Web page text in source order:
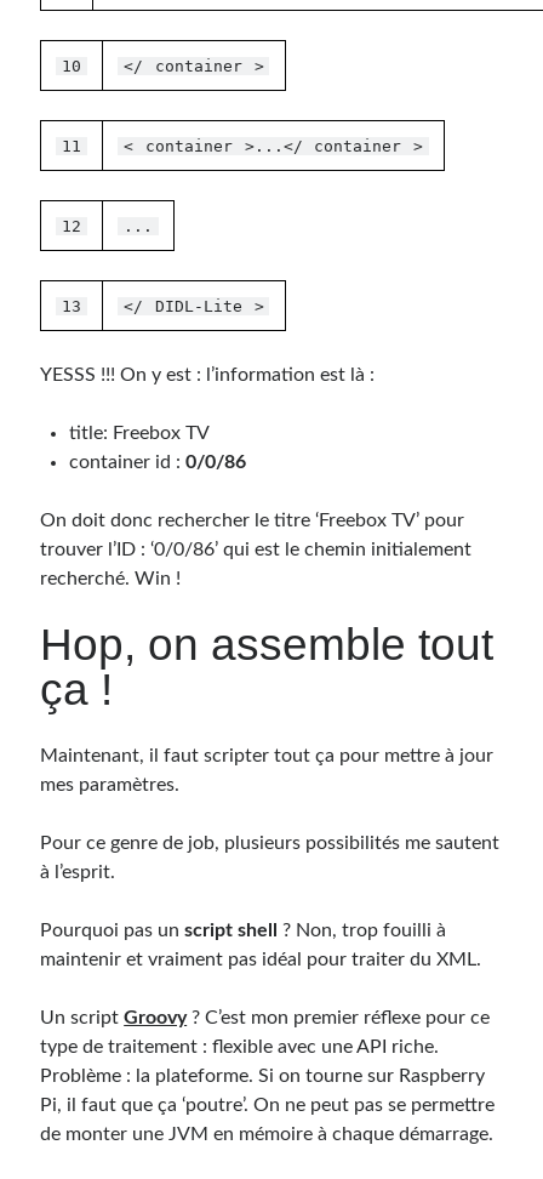
10 </ container >
11 < container >...</ container >
12 ...
13 </ DIDL-Lite >
YESSS !!! On y est : l’information est là :
title: Freebox TV
container id :0/0/86
On doit donc rechercher le titre ‘Freebox TV’ pour
trouver l’ID : ‘0/0/86’ qui est le chemin initialement
recherché. Win !
Hop, on assemble tout
ça !
Maintenant, il faut scripter tout ça pour mettre à jour
mes paramètres.
Pour ce genre de job, plusieurs possibilités me sautent
à l’esprit.
Pourquoi pas unscript shell
? Non, trop fouilli à
maintenir et vraiment pas idéal pour traiter du XML.
Un scriptGroovy? C’est mon premier réflexe pour ce
type de traitement : flexible avec une API riche.
Problème : la plateforme. Si on tourne sur Raspberry
Pi, il faut que ça ‘poutre’. On ne peut pas se permettre
de monter une JVM en mémoire à chaque démarrage.